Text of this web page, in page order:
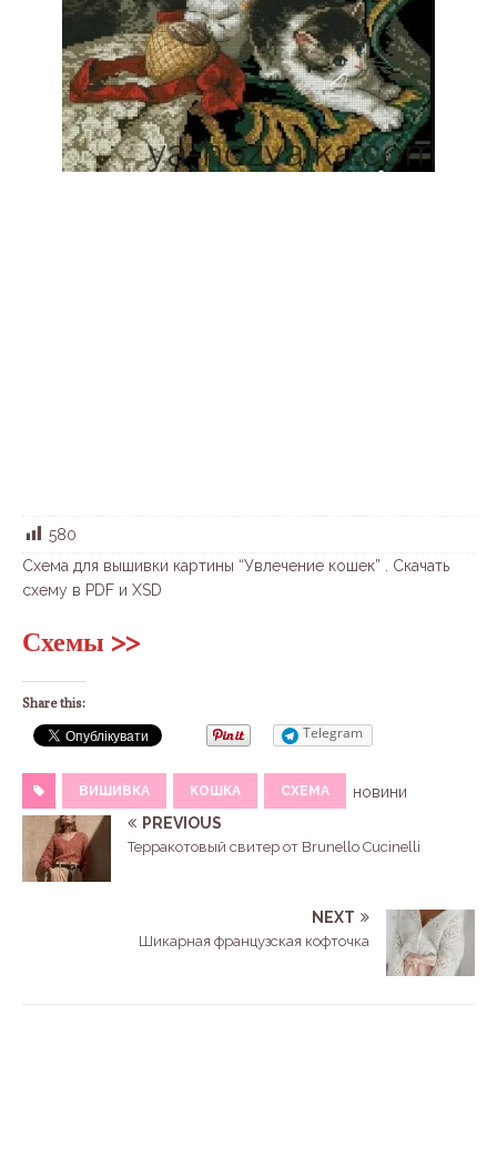
580
Схема для вышивки картины “Увлечение кошек” . Скачать
схему в PDF и XSD
Схемы >>
Share this:
Telegram
ВИШИВКА КОШКА СХЕМА
новини
PREVIOUS
Терракотовый свитер от Brunello Cucinelli
NEXT
Шикарная французская кофточка